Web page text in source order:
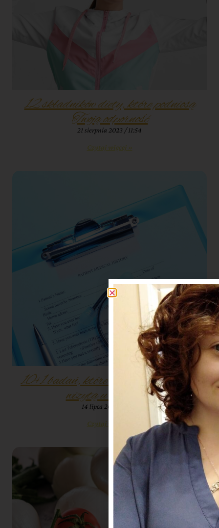
12 składników diety, które podniosą
Twoją odporność
21 sierpnia 2023 11:54
Czytaj więcej »
10+1 badań, które warto zrobić przed
wizytą u dietetyka
14 lipca 2023
Czytaj więcej »